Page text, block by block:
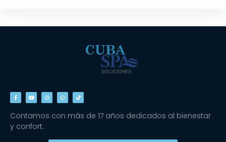
Contamos con más de 17 años dedicados al bienestar
y confort.